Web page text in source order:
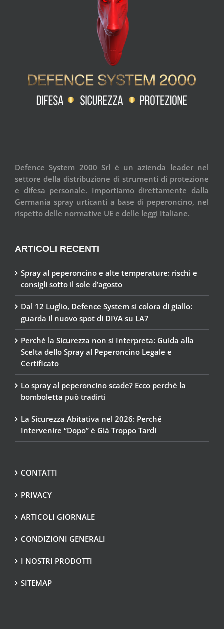
Defence System 2000 Srl è un azienda leader nel
settore della distribuzione di strumenti di protezione
e difesa personale. Importiamo direttamente dalla
Germania spray urticanti a base di peperoncino, nel
rispetto delle normative UE e delle leggi Italiane.
ARTICOLI RECENTI
Spray al peperoncino e alte temperature: rischi e
consigli sotto il sole d’agosto
Dal 12 Luglio, Defence System si colora di giallo:
guarda il nuovo spot di DIVA su LA7
Perché la Sicurezza non si Interpreta: Guida alla
Scelta dello Spray al Peperoncino Legale e
Certificato
Lo spray al peperoncino scade? Ecco perché la
bomboletta può tradirti
La Sicurezza Abitativa nel 2026: Perché
Intervenire “Dopo” è Già Troppo Tardi
CONTATTI
PRIVACY
ARTICOLI GIORNALE
CONDIZIONI GENERALI
I NOSTRI PRODOTTI
SITEMAP